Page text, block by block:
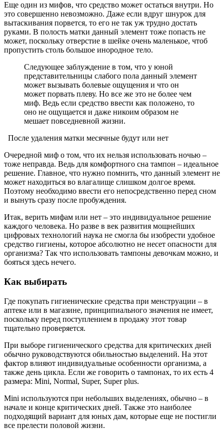
Еще один из мифов, что средство может остаться внутри. Но
это совершенно невозможно. Даже если вдруг шнурок для
вытаскивания порвется, то его не так уж трудно достать
руками. В полость матки данный элемент тоже попасть не
может, поскольку отверстие в шейке очень маленькое, чтоб
пропустить столь большое инородное тело.
Следующее заблуждение в том, что у юной
представительницы слабого пола данный элемент
может вызывать болевые ощущения и что он
может порвать плеву. Но все же это не более чем
миф. Ведь если средство ввести как положено, то
оно не ощущается и даже никоим образом не
мешает повседневной жизни.
После удаления матки месячные будут или нет
Очередной миф о том, что их нельзя использовать ночью –
тоже неправда. Ведь для комфортного сна тампон – идеальное
решение. Главное, что нужно помнить, что данный элемент не
может находиться во влагалище слишком долгое время.
Поэтому необходимо ввести его непосредственно перед сном
и вынуть сразу после пробуждения.
Итак, верить мифам или нет – это индивидуальное решение
каждого человека. Но разве в век развития мощнейших
цифровых технологий наука не смогла бы изобрести удобное
средство гигиены, которое абсолютно не несет опасности для
организма? Так что использовать тампоны девочкам можно, и
бояться здесь нечего.
Как выбирать
Где покупать гигиенические средства при менструации – в
аптеке или в магазине, принципиального значения не имеет,
поскольку перед поступлением в продажу этот товар
тщательно проверяется.
При выборе гигиенического средства для критических дней
обычно руководствуются обильностью выделений. На этот
фактор влияют индивидуальные особенности организма, а
также день цикла. Если же говорить о тампонах, то их есть 4
размера: Mini, Normal, Super, Super plus.
Mini используются при небольших выделениях, обычно – в
начале и конце критических дней. Также это наиболее
подходящий вариант для юных дам, которые еще не постигли
все прелести половой жизни.